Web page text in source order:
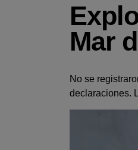
Mar
No se
declaraciones.